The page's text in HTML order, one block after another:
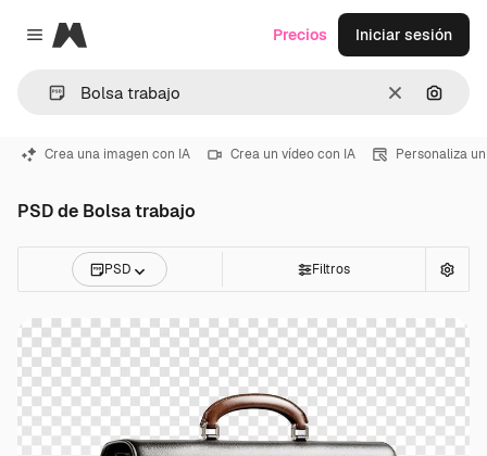
Close menu
Magnific
Borrar
Precios Iniciar sesión
Crea una imagen con IA Crea un vídeo con IA Personaliza
PSD de Bolsa trabajo
PSD Filtros